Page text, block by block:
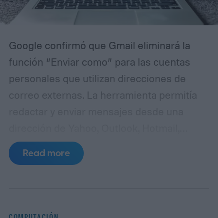
Google confirmó que Gmail eliminará la
función “Enviar como” para las cuentas
personales que utilizan direcciones de
correo externas. La herramienta permitía
iCloud o un dominio personalizado sin
abandonar la interfaz de Gmail. Para
opciones más prácticas del servicio.
Read more